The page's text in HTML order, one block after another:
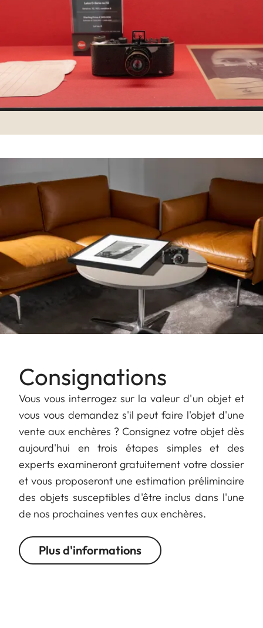
Consignations
Vous vous interrogez sur la valeur d'un objet et
vous vous demandez s'il peut faire l'objet d'une
vente aux enchères ? Consignez votre objet dès
aujourd'hui en trois étapes simples et des
experts examineront gratuitement votre dossier
et vous proposeront une estimation préliminaire
des objets susceptibles d'être inclus dans l'une
de nos prochaines ventes aux enchères.
Plus d'informations